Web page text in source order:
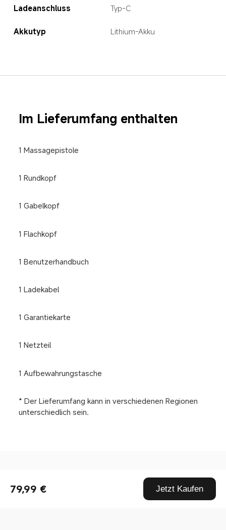
79,99 € Jetzt Kaufen
Ladeanschluss Typ-C
Akkutyp Lithium-Akku
Im Lieferumfang enthalten
1 Massagepistole
1 Rundkopf
1 Gabelkopf
1 Flachkopf
1 Benutzerhandbuch
1 Ladekabel
1 Garantiekarte
1 Netzteil
1 Aufbewahrungstasche
* Der Lieferumfang kann in verschiedenen Regionen
unterschiedlich sein.